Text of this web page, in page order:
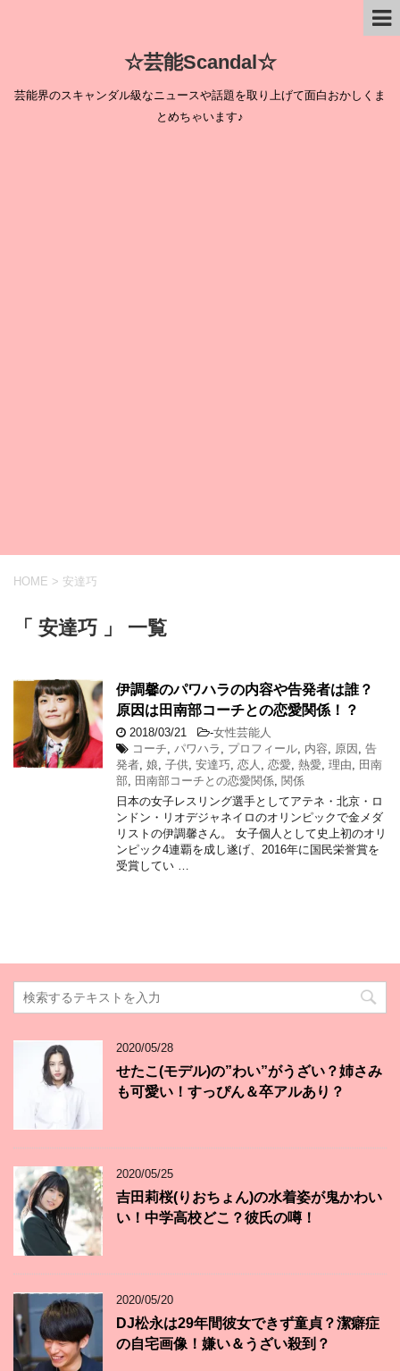
☆芸能Scandal☆
芸能界のスキャンダル級なニュースや話題を取り上げて面白おかしくま
とめちゃいます♪
HOME > 安達巧
「 安達巧 」 一覧
伊調馨のパワハラの内容や告発者は誰？
原因は田南部コーチとの恋愛関係！？
2018/03/21 -女性芸能人
コーチ
パワハラ プロフィール 内容 原因 告
発者 娘 子供 安達巧 恋人 恋愛 熱愛 理由
田南
部 田南部コーチとの恋愛関係 関係
日本の女子レスリング選手としてアテネ・北京・ロ
ンドン・リオデジャネイロのオリンピックで金メダ
リストの伊調馨さん。 女子個人として史上初のオリ
ンピック4連覇を成し遂げ、2016年に国民栄誉賞を
受賞してい …
2020/05/28
せたこ(モデル)の”わい”がうざい？姉さみ
も可愛い！すっぴん＆卒アルあり？
2020/05/25
吉田莉桜(りおちょん)の水着姿が鬼かわい
い！中学高校どこ？彼氏の噂！
2020/05/20
DJ松永は29年間彼女できず童貞？潔癖症
の自宅画像！嫌い＆うざい殺到？